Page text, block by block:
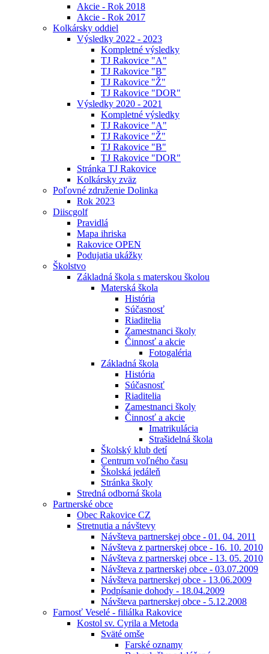
Akcie - Rok 2018
Akcie - Rok 2017
Kolkársky oddiel
Výsledky 2022 - 2023
Kompletné výsledky
TJ Rakovice "A"
TJ Rakovice "B"
TJ Rakovice "Ž"
TJ Rakovice "DOR"
Výsledky 2020 - 2021
Kompletné výsledky
TJ Rakovice "A"
TJ Rakovice "Ž"
TJ Rakovice "B"
TJ Rakovice "DOR"
Stránka TJ Rakovice
Kolkársky zväz
Poľovné združenie Dolinka
Rok 2023
Diiscgolf
Pravidlá
Mapa ihriska
Rakovice OPEN
Podujatia ukážky
Školstvo
Základná škola s materskou školou
Materská škola
História
Súčasnosť
Riaditelia
Zamestnanci školy
Činnosť a akcie
Fotogaléria
Základná škola
História
Súčasnosť
Riaditelia
Zamestnanci školy
Činnosť a akcie
Imatrikulácia
Strašidelná škola
Školský klub detí
Centrum voľného času
Školská jedáleň
Stránka školy
Stredná odborná škola
Partnerské obce
Obec Rakovice CZ
Stretnutia a návštevy
Návšteva partnerskej obce - 01. 04. 2011
Návšteva z partnerskej obce - 16. 10. 2010
Návšteva z partnerskej obce - 13. 05. 2010
Návšteva z partnerskej obce - 03.07.2009
Návšteva partnerskej obce - 13.06.2009
Podpísanie dohody - 18.04.2009
Návšteva partnerskej obce - 5.12.2008
Farnosť Veselé - filiálka Rakovice
Kostol sv. Cyrila a Metoda
Sväté omše
Farské oznamy